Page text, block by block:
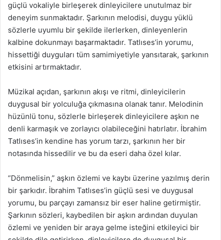
güçlü vokaliyle birleşerek dinleyicilere unutulmaz bir
deneyim sunmaktadır. Şarkının melodisi, duygu yüklü
sözlerle uyumlu bir şekilde ilerlerken, dinleyenlerin
kalbine dokunmayı başarmaktadır. Tatlıses’in yorumu,
hissettiği duyguları tüm samimiyetiyle yansıtarak, şarkının
etkisini artırmaktadır.
Müzikal açıdan, şarkının akışı ve ritmi, dinleyicilerin
duygusal bir yolculuğa çıkmasına olanak tanır. Melodinin
hüzünlü tonu, sözlerle birleşerek dinleyicilere aşkın ne
denli karmaşık ve zorlayıcı olabileceğini hatırlatır. İbrahim
Tatlıses’in kendine has yorum tarzı, şarkının her bir
notasında hissedilir ve bu da eseri daha özel kılar.
“Dönmelisin,” aşkın özlemi ve kaybı üzerine yazılmış derin
bir şarkıdır. İbrahim Tatlıses’in güçlü sesi ve duygusal
yorumu, bu parçayı zamansız bir eser haline getirmiştir.
Şarkının sözleri, kaybedilen bir aşkın ardından duyulan
özlemi ve yeniden bir araya gelme isteğini etkileyici bir